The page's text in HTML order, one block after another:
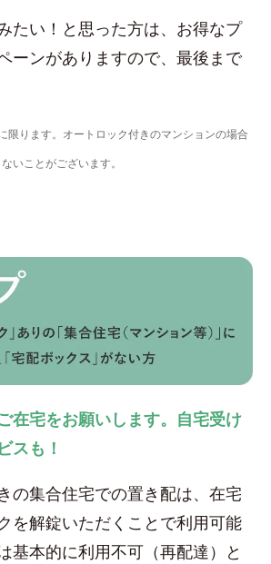
たい！と思った方は、お得なプ
ーンがありますので、最後まで
限ります。オートロック付きのマンションの場合
いことがございます。
在宅をお願いします。自宅受け
スも！
の集合住宅での置き配は、在宅
を解錠いただくことで利用可能
基本的に利用不可（再配達）と